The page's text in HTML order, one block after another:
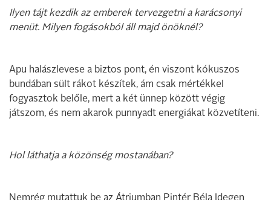
Ilyen tájt kezdik az emberek tervezgetni a karácsonyi
menüt. Milyen fogásokból áll majd önöknél?
Apu halászlevese a biztos pont, én viszont kókuszos
bundában sült rákot készítek, ám csak mértékkel
fogyasztok belőle, mert a két ünnep között végig
játszom, és nem akarok punnyadt energiákat közvetíteni.
Hol láthatja a közönség mostanában?